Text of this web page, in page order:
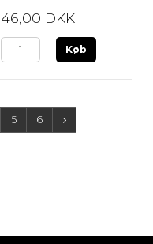
46,00 DKK
Køb
5 6